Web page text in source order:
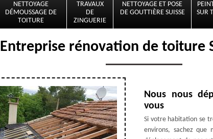
NETTOYAGE
DÉMOUSSAGE DE
TOITURE
TRAVAUX
DE
ZINGUERIE
NETTOYAGE ET POSE
DE GOUTTIÈRE SUISSE
SUR
Entreprise rénovation de toiture
Nous nous
vous
Si votre habitation se
environs, sachez que